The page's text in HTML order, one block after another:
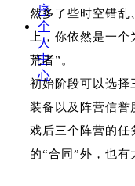
序
个
人
中
心
然多了些时空错乱
上，你依然是一
荒者”。
初始阶段可以选择
装备以及阵营信誉
戏后三个阵营的任
的“合同”外，也有